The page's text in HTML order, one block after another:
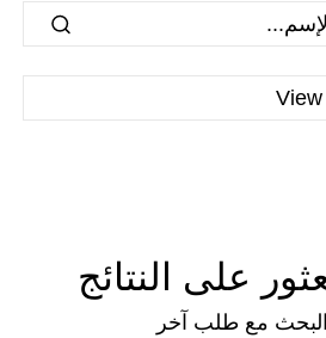
على النتائج
مع طلب آخر